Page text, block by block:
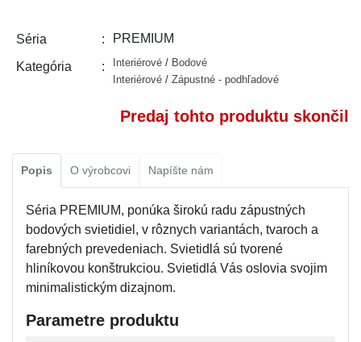
Séria PREMIUM
Kategória Interiérové / Bodové
Interiérové / Zápustné - podhľadové
Predaj tohto produktu skončil
Popis O výrobcovi Napíšte nám
Séria PREMIUM, ponúka širokú radu zápustných
bodových svietidiel, v rôznych variantách, tvaroch a
farebných prevedeniach. Svietidlá sú tvorené
hliníkovou konštrukciou. Svietidlá Vás oslovia svojim
minimalistickým dizajnom.
Parametre produktu